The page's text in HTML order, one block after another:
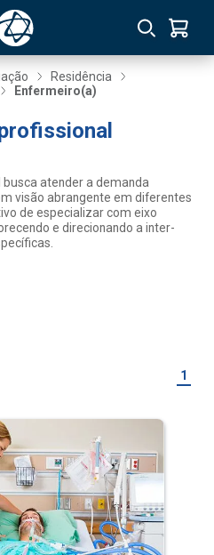
Residência
Enfermeiro(a)
atender a demanda
visão abrangente em diferentes
de especializar com eixo
e direcionando a inter-
1